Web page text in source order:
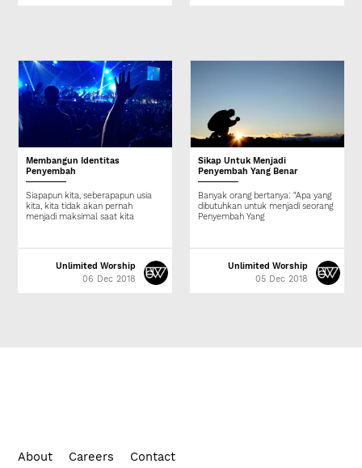
Membangun Identitas
Penyembah
Siapapun kita, seberapapun usia
kita, kita tidak akan pernah
menjadi maksimal saat kita
Unlimited Worship
06 Dec 2018
Sikap Untuk Menjadi
Penyembah Yang Benar
Banyak orang bertanya: “Apa yang
dibutuhkan untuk menjadi seorang
Penyembah Yang
Unlimited Worship
05 Dec 2018
About Careers Contact